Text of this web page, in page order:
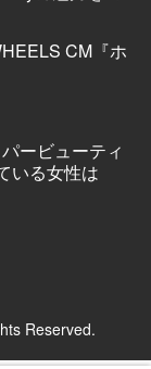
CM『ホ
ービューティ
いる女性は
Reserved.